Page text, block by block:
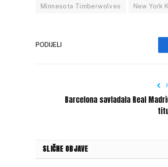
Minnesota Timberwolves New York
PODIJELI
Barcelona savladala Real
SLIČNE OBJAVE